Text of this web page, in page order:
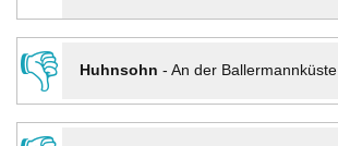
👎
Huhnsohn - An der Ballermannküste